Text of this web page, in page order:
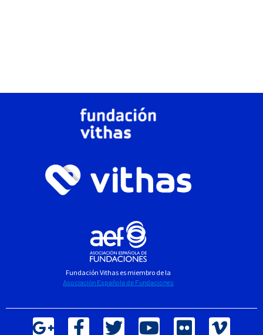
Fundación Vithas es miembro de la
Asociación Española de Fundaciones